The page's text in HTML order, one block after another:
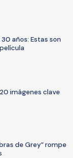
años: Estas son
imágenes clave
de Grey” rompe